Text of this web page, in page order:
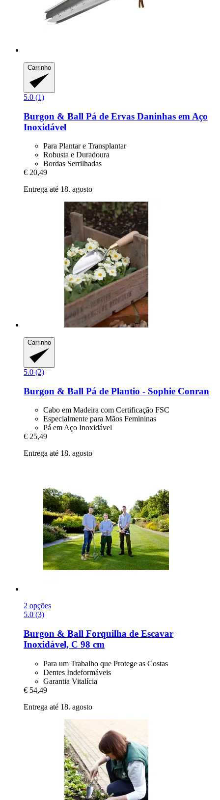
Carrinho
5.0 (1)
Burgon & Ball Pá de Ervas Daninhas em Aço
Inoxidável
Para Plantar e Transplantar
Robusta e Duradoura
Bordas Serrilhadas
€ 20,49
Entrega até 18. agosto
Carrinho
5.0 (2)
Burgon & Ball Pá de Plantio -​ Sophie Conran
Cabo em Madeira com Certificação FSC
Especialmente para Mãos Femininas
Pá em Aço Inoxidável
€ 25,49
Entrega até 18. agosto
2 opções
5.0 (3)
Burgon & Ball Forquilha de Escavar
Inoxidável, C 98 cm
Para um Trabalho que Protege as Costas
Dentes Indeformáveis
Garantia Vitalícia
€ 54,49
Entrega até 18. agosto